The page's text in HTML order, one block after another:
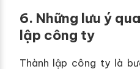
6. Những lưu ý
lập công ty
Thành lập công ty là